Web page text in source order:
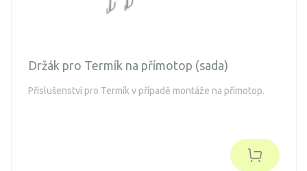
Držák pro Termík na přímotop (sada)
Příslušenství pro Termík v případě montáže na přímotop.